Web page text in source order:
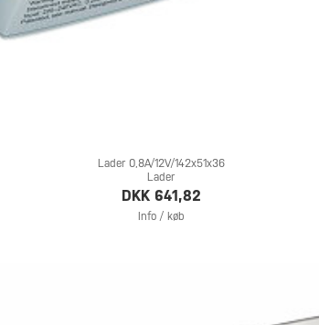
Lader 0,8A/12V/142x51x36
Lader
DKK 641,82
Info / køb